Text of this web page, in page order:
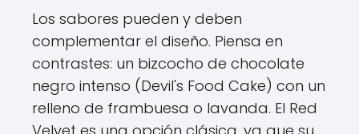
Los sabores pueden y deben
complementar el diseño. Piensa en
contrastes: un bizcocho de chocolate
negro intenso (Devil's Food Cake) con un
relleno de frambuesa o lavanda. El Red